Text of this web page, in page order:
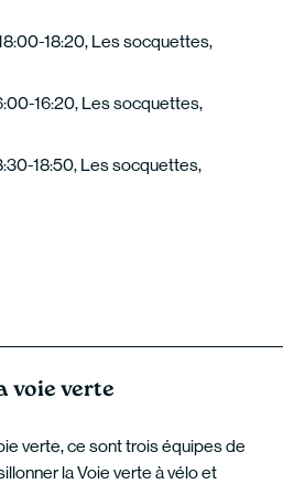
18:20, Les socquettes,
16:20, Les socquettes,
18:50, Les socquettes,
voie verte
verte, ce sont trois équipes de
la Voie verte à vélo et